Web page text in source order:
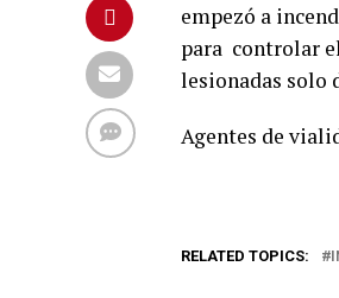
empezó a
para controlar
lesionadas solo
Agentes de
RELATED TOPICS: